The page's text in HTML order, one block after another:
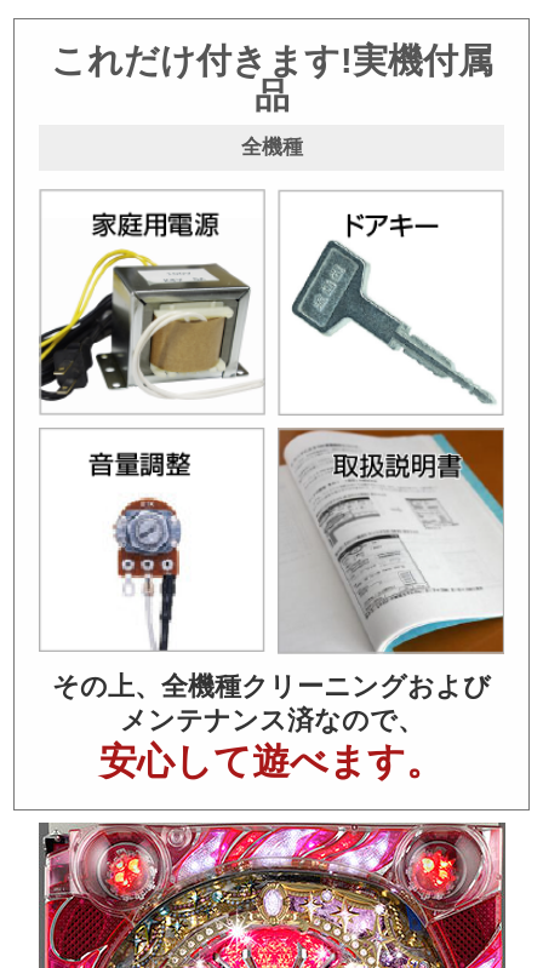
これだけ付きます!実機付属
品
全機種
その上、全機種クリーニングおよび
メンテナンス済なので、
安心して遊べます。